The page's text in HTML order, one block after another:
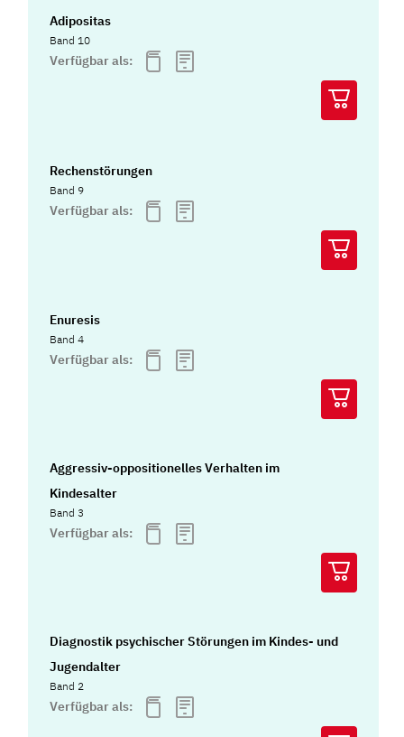
Adipositas
Band 10
Verfügbar als:
Rechenstörungen
Band 9
Verfügbar als:
Enuresis
Band 4
Verfügbar als:
Aggressiv-oppositionelles Verhalten im
Kindesalter
Band 3
Verfügbar als:
Diagnostik psychischer Störungen im Kindes- und
Jugendalter
Band 2
Verfügbar als: